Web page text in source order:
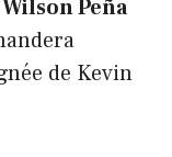
Peña
de Kevin